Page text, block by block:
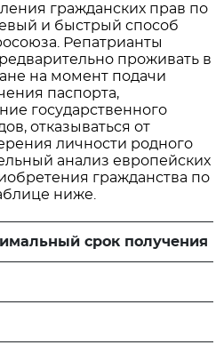
гражданских прав по
и быстрый способ
Репатрианты
проживать в
на момент подачи
паспорта,
государственного
отказываться от
личности родного
анализ европейских
гражданства по
ниже.
срок получения